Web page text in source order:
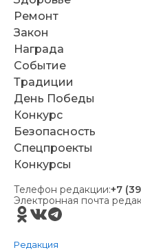
Ремонт
Закон
Награда
Событие
Традиции
День Победы
Конкурс
Безопасность
Спецпроекты
Конкурсы
Телефон редакции:+7
Электронная почта
Редакция